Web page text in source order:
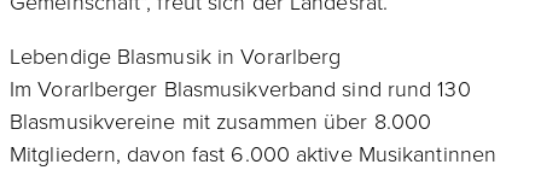
Lebendige Blasmusik in Vorarlberg
Im Vorarlberger Blasmusikverband sind rund 130
Blasmusikvereine mit zusammen über 8.000
Mitgliedern, davon fast 6.000 aktive Musikantinnen